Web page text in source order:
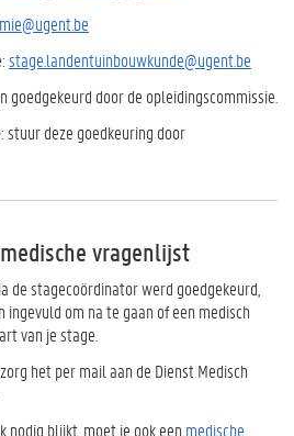
stage.landentuinbouwkunde@ugent.be
goedgekeurd door de opleidingscommissie.
: stuur deze goedkeuring door
vragenlijst
de stagecoördinator werd goedgekeurd,
om na te gaan of een medisch
van je stage.
het per mail aan de Dienst Medisch
nodig blijkt, moet je ook een medische